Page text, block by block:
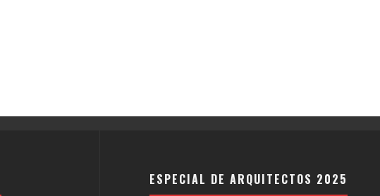
ESPECIAL DE ARQUITECTOS 2025